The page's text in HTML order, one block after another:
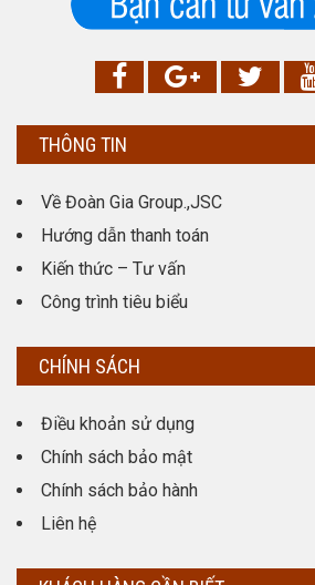
THÔNG TIN
Về Đoàn Gia Group.,JSC
Hướng dẫn thanh toán
Kiến thức – Tư vấn
Công trình tiêu biểu
CHÍNH SÁCH
Điều khoản sử dụng
Chính sách bảo mật
Chính sách bảo hành
Liên hệ